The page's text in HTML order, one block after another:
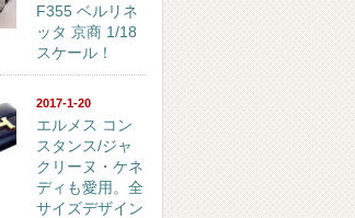
F355 ベルリネ
ッタ 京商 1/18
スケール！
2017-1-20
エルメス コン
スタンス/ジャ
クリーヌ・ケネ
ディも愛用。全
サイズデザイン